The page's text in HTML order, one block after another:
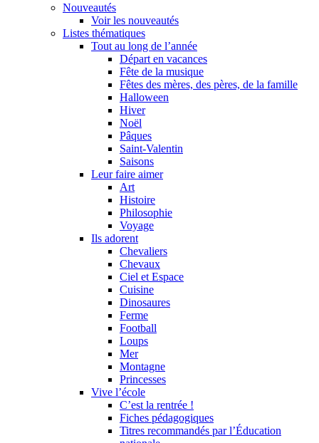
Nouveautés
Voir les nouveautés
Listes thématiques
Tout au long de l’année
Départ en vacances
Fête de la musique
Fêtes des mères, des pères, de la famille
Halloween
Hiver
Noël
Pâques
Saint-Valentin
Saisons
Leur faire aimer
Art
Histoire
Philosophie
Voyage
Ils adorent
Chevaliers
Chevaux
Ciel et Espace
Cuisine
Dinosaures
Ferme
Football
Loups
Mer
Montagne
Princesses
Vive l’école
C’est la rentrée !
Fiches pédagogiques
Titres recommandés par l’Éducation